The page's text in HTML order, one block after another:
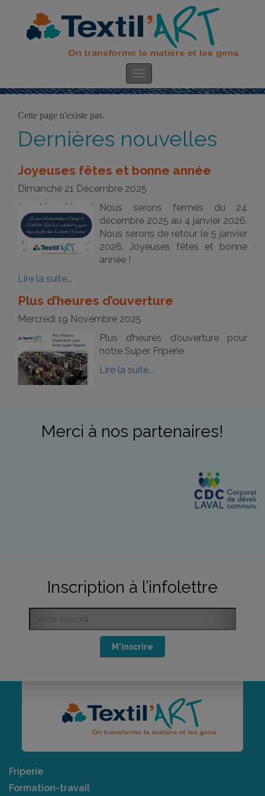
Cette page n'existe pas.
Dernières nouvelles
Joyeuses fêtes et bonne année
Dimanche 21 Décembre 2025
Nous serons fermés du 24
décembre 2025 au 4 janvier 2026.
Nous serons de retour le 5 janvier
2026. Joyeuses fêtes et bonne
année !
Lire la suite...
Plus d’heures d’ouverture
Mercredi 19 Novembre 2025
Plus d’heures d’ouverture pour
notre Super Friperie
Lire la suite...
Merci à nos partenaires!
Inscription à l’infolettre
M'inscrire
Friperie
Formation-travail